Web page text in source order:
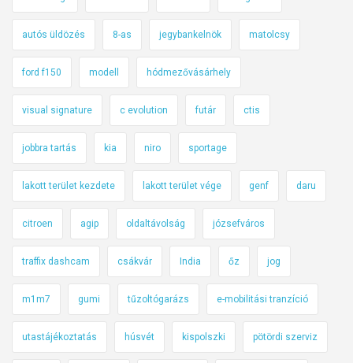
autós üldözés 8-as jegybankelnök matolcsy
ford f150 modell hódmezővásárhely
visual signature c evolution futár ctis
jobbra tartás kia niro sportage
lakott terület kezdete lakott terület vége genf daru
citroen agip oldaltávolság józsefváros
traffix dashcam csákvár India őz jog
m1m7 gumi tűzoltógarázs e-mobilitási tranzíció
utastájékoztatás húsvét kispolszki pötördi szerviz